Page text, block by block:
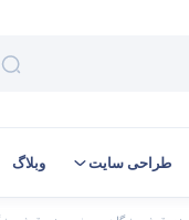
طراحی سایت وبلاگ